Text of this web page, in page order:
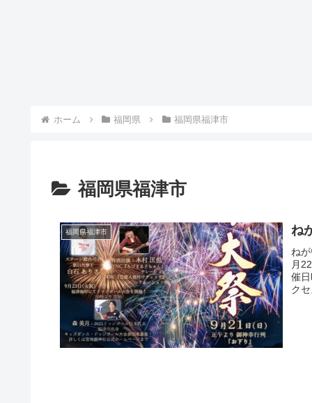
ホーム 福岡県 福岡県福津市
福岡県福津市
福岡県福津市 ね
ね
月
催
ク